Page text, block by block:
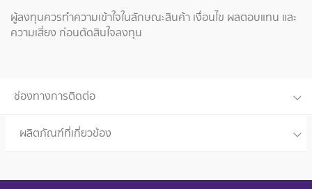
ผู้ลงทุนควรทำความเข้าใจในลักษณะสินค้า เงื่อนไข ผลตอบแทน และ
ความเสี่ยง ก่อนตัดสินใจลงทุน
ช่องทางการติดต่อ
ผลิตภัณฑ์ที่เกี่ยวข้อง